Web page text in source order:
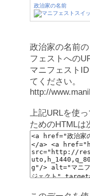
政治家の名前
政治家の名前
フェストへの
マニフェスト
てください。
http://
上記URLを使
ためのHTMLは